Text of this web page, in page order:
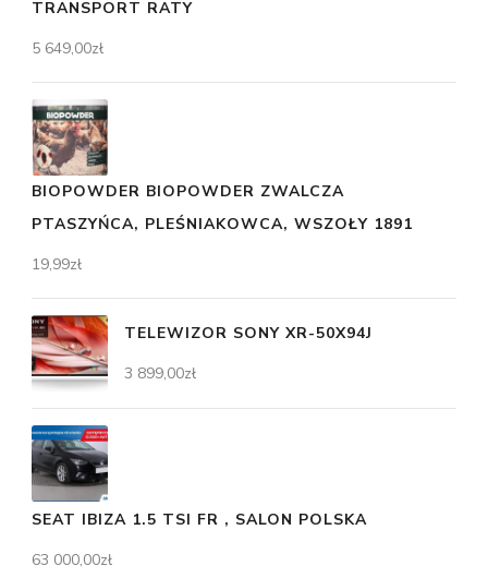
TRANSPORT RATY
5 649,00zł
BIOPOWDER BIOPOWDER ZWALCZA
PTASZYŃCA, PLEŚNIAKOWCA, WSZOŁY 1891
19,99zł
TELEWIZOR SONY XR-50X94J
3 899,00zł
SEAT IBIZA 1.5 TSI FR , SALON POLSKA
63 000,00zł